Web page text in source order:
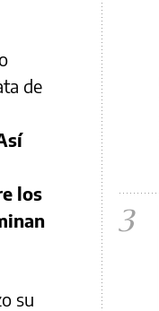
de
los
su
3